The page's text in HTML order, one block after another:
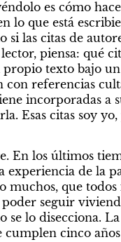
es cómo
lo que está
si las citas de
piensa: qué
propio texto bajo
referencias
incorporadas a
Esas citas soy
En los últimos
experiencia de la
muchos, que
seguir
se lo disecciona.
cinco